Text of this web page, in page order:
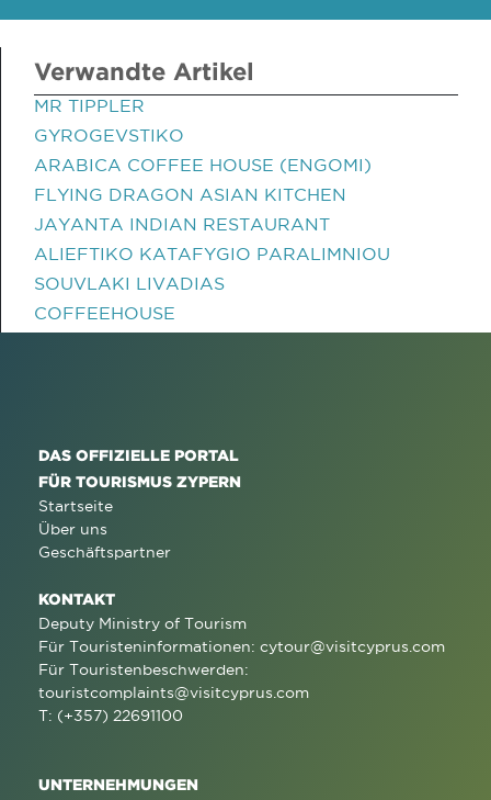
Verwandte Artikel
MR TIPPLER
GYROGEVSTIKO
ARABICA COFFEE HOUSE (ENGOMI)
FLYING DRAGON ASIAN KITCHEN
JAYANTA INDIAN RESTAURANT
ALIEFTIKO KATAFYGIO PARALIMNIOU
SOUVLAKI LIVADIAS
COFFEEHOUSE
DAS OFFIZIELLE PORTAL
FÜR TOURISMUS ZYPERN
Startseite
Über uns
Geschäftspartner
KONTAKT
Deputy Ministry of Tourism
Für Touristeninformationen: cytour@visitcyprus.com
Für Touristenbeschwerden:
touristcomplaints@visitcyprus.com
T: (+357) 22691100
UNTERNEHMUNGEN